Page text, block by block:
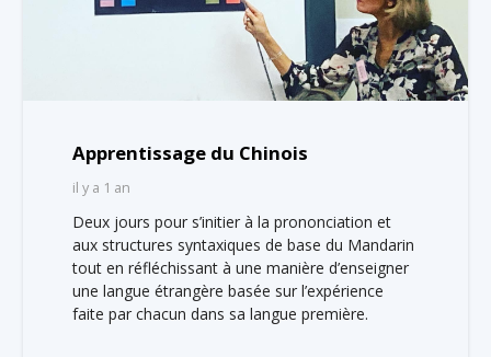
Apprentissage du Chinois
il y a 1 an
Deux jours pour s’initier à la prononciation et
aux structures syntaxiques de base du Mandarin
tout en réfléchissant à une manière d’enseigner
une langue étrangère basée sur l’expérience
faite par chacun dans sa langue première.